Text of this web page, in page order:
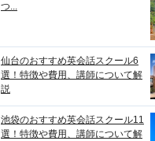
つ...
仙台のおすすめ英会話スクール6
選！特徴や費用、講師について解
説
池袋のおすすめ英会話スクール11
選！特徴や費用、講師について解